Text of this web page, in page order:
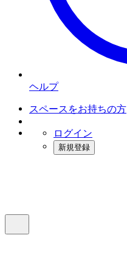
ヘルプ
スペースをお持ちの方
ログイン
新規登録